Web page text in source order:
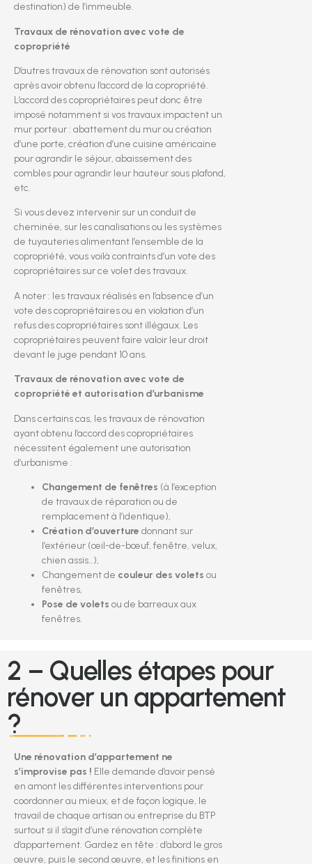
destination) de l’immeuble.
Travaux de rénovation avec vote de
copropriété
D’autres travaux de rénovation sont autorisés
après avoir obtenu l’accord de la copropriété.
L’accord des copropriétaires peut donc être
imposé notamment si vos travaux impactent un
mur porteur : abattement du mur ou création
d’une porte, création d’une cuisine américaine
pour agrandir le séjour, abaissement des
combles pour agrandir leur hauteur sous plafond,
etc.
Si vous devez intervenir sur un conduit de
cheminée, sur les canalisations ou les systèmes
de tuyauteries alimentant l’ensemble de la
copropriété, vous voilà contraints d’un vote des
copropriétaires sur ce volet des travaux.
A noter : les travaux réalisés en l’absence d’un
vote des copropriétaires ou en violation d’un
refus des copropriétaires sont illégaux. Les
copropriétaires peuvent faire valoir leur droit
devant le juge pendant 10 ans.
Travaux de rénovation avec vote de
copropriété et autorisation d’urbanisme
Dans certains cas, les travaux de rénovation
ayant obtenu l’accord des copropriétaires
nécessitent également une autorisation
d’urbanisme :
Changement de fenêtres (à l’exception
de travaux de réparation ou de
remplacement à l’identique),
Création d’ouverture donnant sur
l’extérieur (œil-de-bœuf, fenêtre, velux,
chien assis…),
Changement de couleur des volets ou
fenêtres,
Pose de volets ou de barreaux aux
fenêtres.
2 – Quelles étapes pour
rénover un appartement
?
Une rénovation d’appartement ne
s’improvise pas ! Elle demande d’avoir pensé
en amont les différentes interventions pour
coordonner au mieux, et de façon logique, le
travail de chaque artisan ou entreprise du BTP
surtout si il s’agit d’une rénovation complète
d’appartement. Gardez en tête : d’abord le gros
œuvre, puis le second œuvre, et les finitions en